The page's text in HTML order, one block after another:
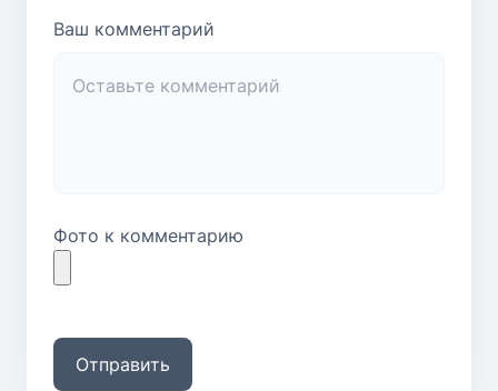
Ваш комментарий
Фото к комментарию
Отправить